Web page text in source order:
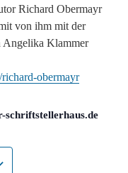
Richard Obermayr
von ihm mit der
Angelika Klammer
obermayr
schriftstellerhaus.de